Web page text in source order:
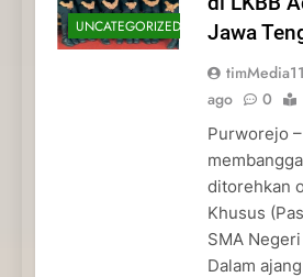
UNCATEGORIZED
Jawa
timMedia11
ago
0
Purworejo
ditorehkan
Khusus
SMA
Dalam